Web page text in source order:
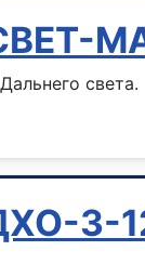
света.
3-